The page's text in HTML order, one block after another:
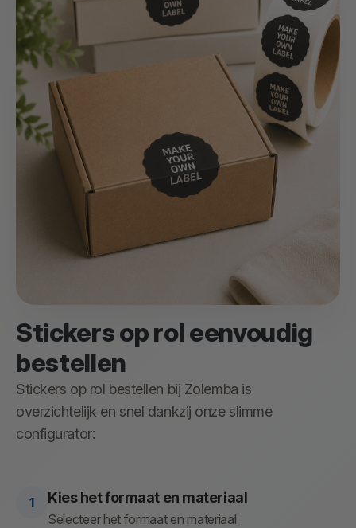
Stickers op rol eenvoudig
bestellen
Stickers op rol bestellen bij Zolemba is
overzichtelijk en snel dankzij onze slimme
configurator:
Kies het formaat en materiaal
Selecteer het formaat en materiaal